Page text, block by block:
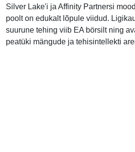
Silver Lake'i ja Affinity Partnersi
poolt on edukalt lõpule viidud.
suurune tehing viib EA börsilt ning
peatüki mängude ja tehisintellekti